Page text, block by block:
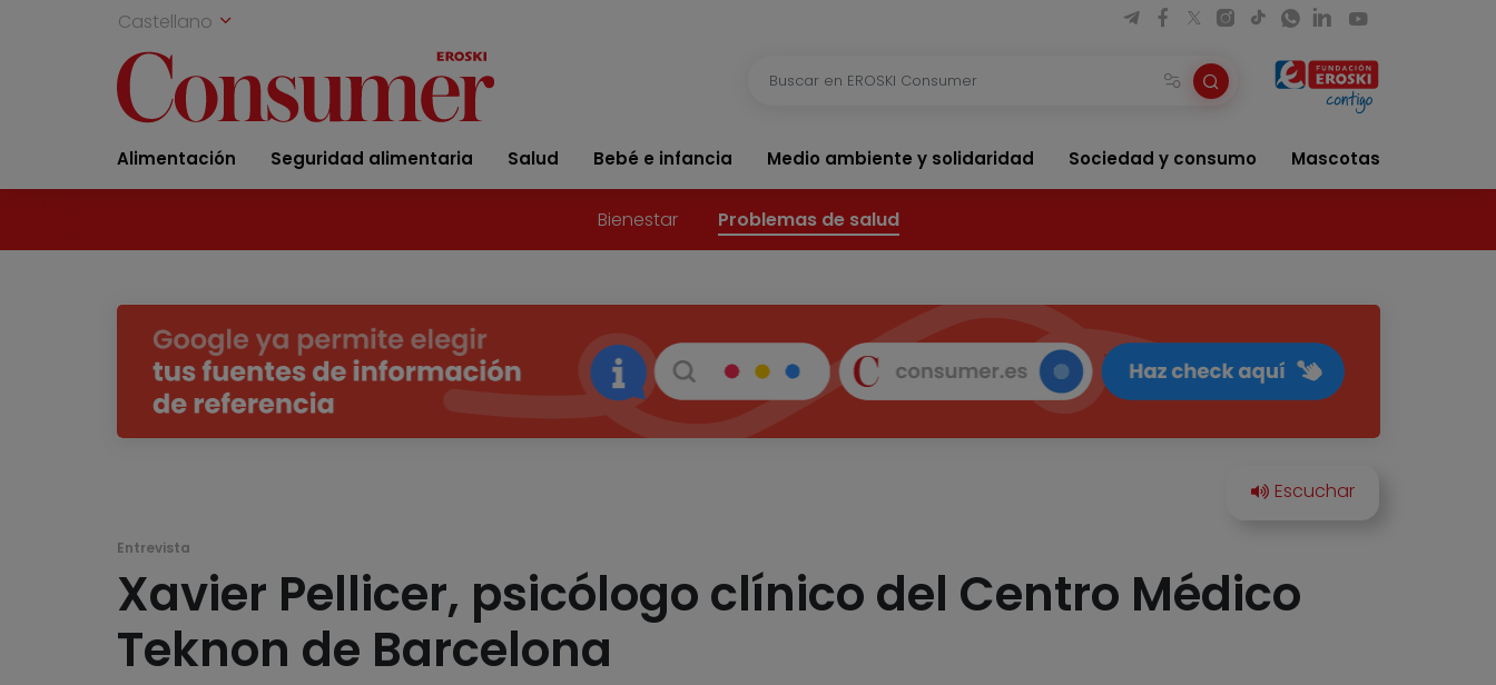
Castellano
Alimentación Seguridad alimentaria Salud Bebé e infancia Medio ambiente y solidaridad Sociedad y consumo Mascotas
Bienestar Problemas de salud
Entrevista
Xavier Pellicer, psicólogo clínico del Centro Médico
Teknon de Barcelona